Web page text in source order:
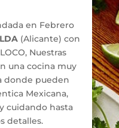
en Febrero
(Alicante) con
Nuestras
una cocina muy
donde pueden
Mexicana,
cuidando hasta
detalles.